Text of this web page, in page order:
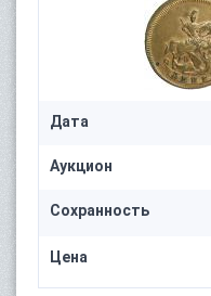
Дата
Аукцион
Сохранность
Цена